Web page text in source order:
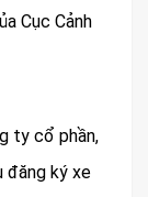
Cục Cảnh
ty cổ phần,
đăng ký xe